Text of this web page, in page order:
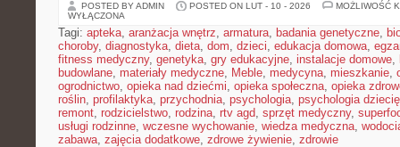
POSTED BY ADMIN POSTED ON LUT - 10 - 2026
MOŻLIWOŚĆ
WYŁĄCZONA
Tagi: apteka, aranżacja wnętrz, armatura, badania genetyczne,
choroby, diagnostyka, dieta, dom, dzieci, edukacja domowa,
fitness medyczny, genetyka, gry edukacyjne, instalacje domowe,
budowlane, materiały medyczne, Meble, medycyna, mieszkanie,
ogrodnictwo, opieka nad dziećmi, opieka społeczna, opieka
roślin, profilaktyka, przychodnia, psychologia, psychologia
remont, rodzicielstwo, rodzina, rtv agd, sprzęt medyczny,
usługi rodzinne, wczesne wychowanie, wiedza medyczna,
zabawa, zajęcia dodatkowe, zdrowe żywienie, zdrowie